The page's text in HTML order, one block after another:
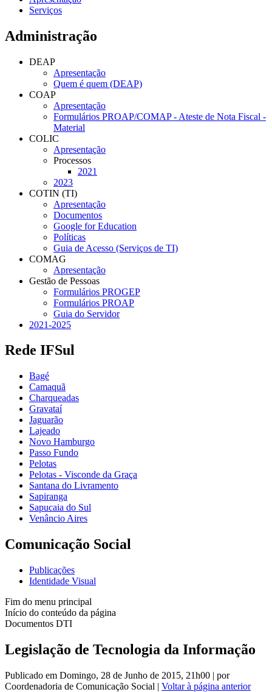
Serviços
Administração
DEAP
Apresentação
Quem é quem (DEAP)
COAP
Apresentação
Formulários PROAP/COMAP - Ateste de Nota Fiscal -
Material
COLIC
Apresentação
Processos
2021
2023
COTIN (TI)
Apresentação
Documentos
Google for Education
Políticas
Guia de Acesso (Serviços de TI)
COMAG
Apresentação
Gestão de Pessoas
Formulários PROGEP
Formulários PROAP
Guia do Servidor
2021-2025
Rede IFSul
Bagé
Camaquã
Charqueadas
Gravataí
Jaguarão
Lajeado
Novo Hamburgo
Passo Fundo
Pelotas
Pelotas - Visconde da Graça
Santana do Livramento
Sapiranga
Sapucaia do Sul
Venâncio Aires
Comunicação Social
Publicações
Identidade Visual
Fim do menu principal
Início do conteúdo da página
Documentos DTI
Legislação de Tecnologia da Informação
Publicado em Domingo, 28 de Junho de 2015, 21h00 | por
Coordenadoria de Comunicação Social | Voltar à página anterior